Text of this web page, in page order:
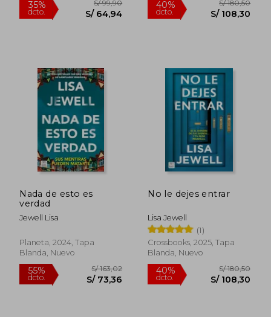
35%
dcto. S/ 64,94
Nada de esto es
verdad
Jewell Lisa
Planeta, 2024, Tapa
Blanda, Nuevo
No le dejes entrar
Lisa Jewell
(1)
Crossbooks, 2025, Tapa
Blanda, Nuevo